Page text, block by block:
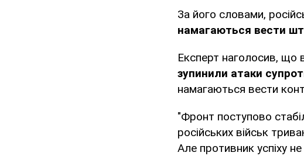
За його словами,
намагаються вести
Експерт наголосив, що
зупинили атаки
намагаються вести
"Фронт поступово
російських військ
Але противник успіху